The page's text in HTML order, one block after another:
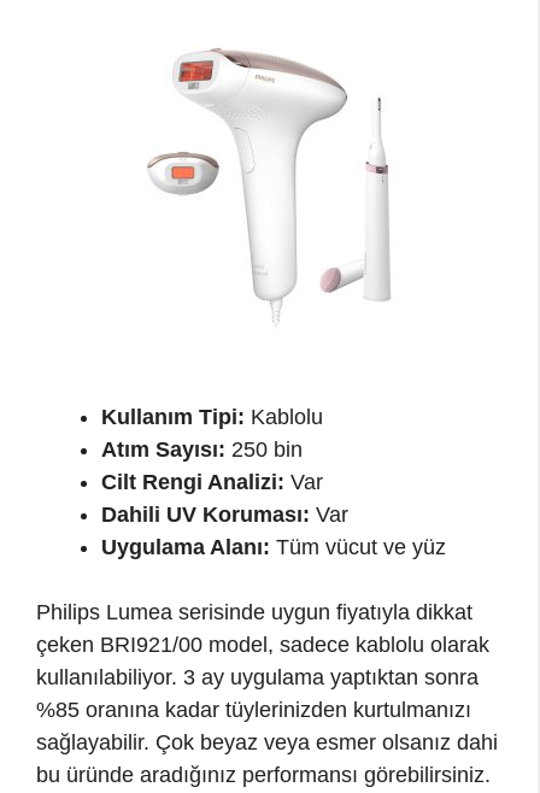
Kullanım Tipi: Kablolu
Atım Sayısı: 250 bin
Cilt Rengi Analizi: Var
Dahili UV Koruması: Var
Uygulama Alanı: Tüm vücut ve yüz
Philips Lumea serisinde uygun fiyatıyla dikkat
çeken BRI921/00 model, sadece kablolu olarak
kullanılabiliyor. 3 ay uygulama yaptıktan sonra
%85 oranına kadar tüylerinizden kurtulmanızı
sağlayabilir. Çok beyaz veya esmer olsanız dahi
bu üründe aradığınız performansı görebilirsiniz.